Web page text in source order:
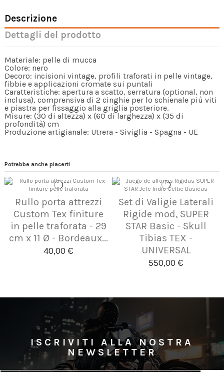
Descrizione
Dettagli del prodotto
Materiale: pelle di mucca
Colore: nero
Decoro: incisioni vintage, profili traforati in pelle vintage,
fibbie e applicazioni cromate sui puntali
Caratteristiche: apertura a scatto, serratura (optional, non
inclusa), comprensiva di 2 cinghie per lo schienale più viti
e piastra per fissaggio alla griglia posteriore.
Misure: (30 di altezza) x (60 di larghezza) x (35 di
profondità) cm
Produzione artigianale: Utrera - Siviglia - Spagna - UE
Potrebbe anche piacerti
Rullo porta attrezzi
Custom Tex finiture
in pelle traforata - 29
cm x 11 Ø - Bordeaux...
40,00 €
Set di Valigie Laterali
Rigide mod, SUPER
STAR Basic - Skull
Tibias TEX -
UNIVERSAL
550,00 €
ISCRIVITI ALLA NOSTRA
NEWSLETTER